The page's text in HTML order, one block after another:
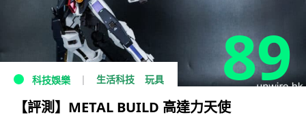
89
科技娛樂 生活科技 玩具
【評測】METAL BUILD 高達力天使